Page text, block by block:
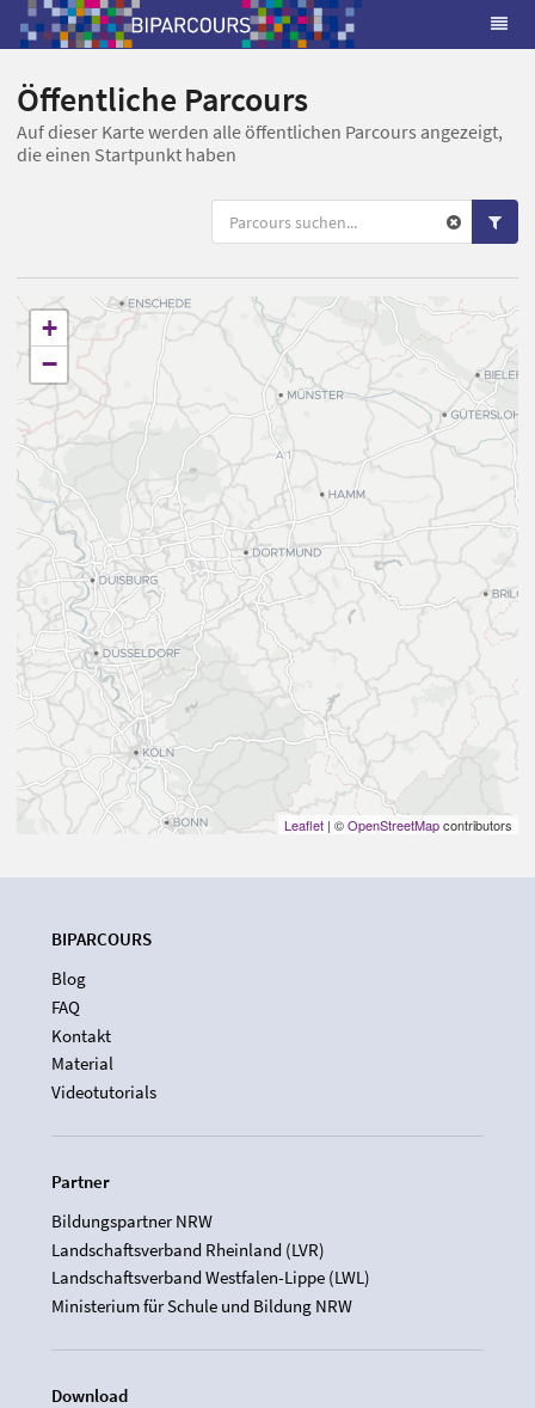
Öffentliche Parcours
Auf dieser Karte werden alle öffentlichen Parcours angezeigt,
die einen Startpunkt haben
+
−
Leaflet | ©OpenStreetMapcontributors
BIPARCOURS
Blog
FAQ
Kontakt
Material
Videotutorials
Partner
Bildungspartner NRW
Landschaftsverband Rheinland (LVR)
Landschaftsverband Westfalen-Lippe (LWL)
Ministerium für Schule und Bildung NRW
Download